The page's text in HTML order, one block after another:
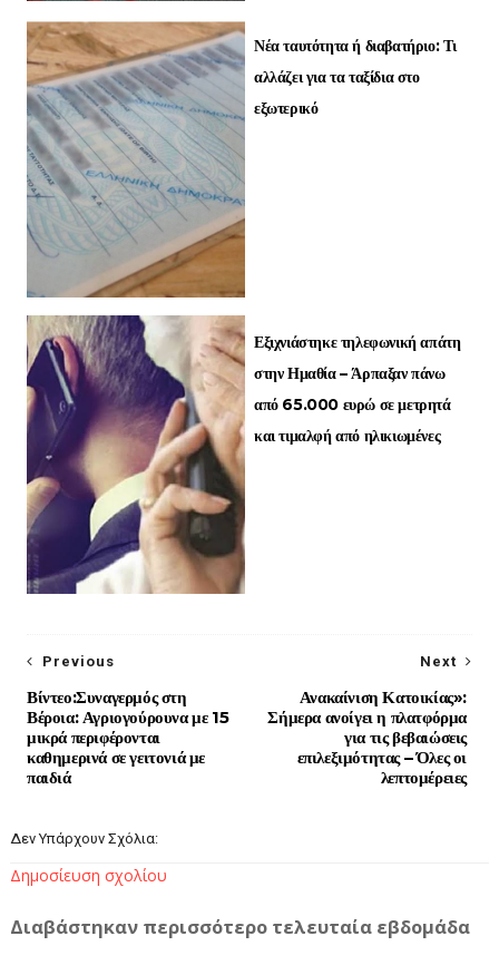
Νέα ταυτότητα ή διαβατήριο: Τι
αλλάζει για τα ταξίδια στο
εξωτερικό
Εξιχνιάστηκε τηλεφωνική απάτη
στην Ημαθία – Άρπαξαν πάνω
από 65.000 ευρώ σε μετρητά
και τιμαλφή από ηλικιωμένες
Next
Ανακαίνιση Κατοικίας»:
Σήμερα ανοίγει η πλατφόρμα
για τις βεβαιώσεις
επιλεξιμότητας – Όλες οι
λεπτομέρειες
Previous
Βίντεο:Συναγερμός στη
Βέροια: Αγριογούρουνα με 15
μικρά περιφέρονται
καθημερινά σε γειτονιά με
παιδιά
Δεν Υπάρχουν Σχόλια:
Δημοσίευση σχολίου
Διαβάστηκαν περισσότερο τελευταία εβδομάδα